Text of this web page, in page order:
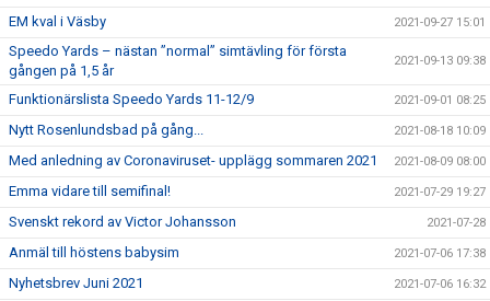
EM kval i Väsby 2021-09-27 15:01
Speedo Yards – nästan ”normal” simtävling för första
gången på 1,5 år
2021-09-13 09:38
Funktionärslista Speedo Yards 11-12/9 2021-09-01 08:25
Nytt Rosenlundsbad på gång... 2021-08-18 10:09
Med anledning av Coronaviruset- upplägg sommaren 2021 2021-08-09 08:00
Emma vidare till semifinal! 2021-07-29 19:27
Svenskt rekord av Victor Johansson 2021-07-28
Anmäl till höstens babysim 2021-07-06 17:38
Nyhetsbrev Juni 2021 2021-07-06 16:32